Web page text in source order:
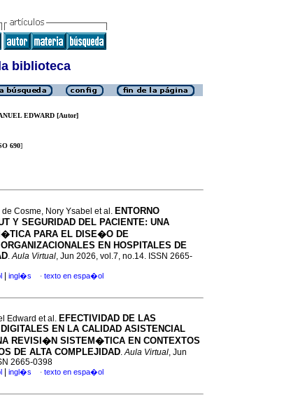
biblioteca
EDWARD [Autor]
690]
Cosme, Nory Ysabel et al. ENTORNO
Y SEGURIDAD DEL PACIENTE: UNA
PARA EL DISE�O DE
ORGANIZACIONALES EN HOSPITALES DE
.Aula Virtual, Jun 2026, vol.7, no.14. ISSN 2665-
ingl�s · texto en espa�ol
Edward et al. EFECTIVIDAD DE LAS
DIGITALES EN LA CALIDAD ASISTENCIAL
REVISI�N SISTEM�TICA EN CONTEXTOS
DE ALTA COMPLEJIDAD.Aula Virtual, Jun
2665-0398
ingl�s · texto en espa�ol